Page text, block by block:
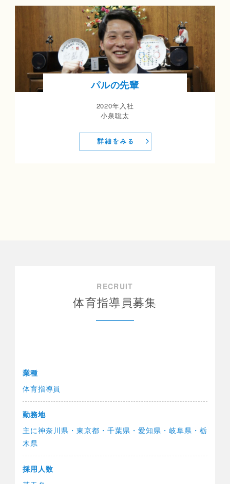
パルの先輩
2020年入社
小泉聡太
RECRUIT
体育指導員募集
業種
体育指導員
勤務地
主に神奈川県・東京都・千葉県・愛知県・岐阜県・栃
木県
採用人数